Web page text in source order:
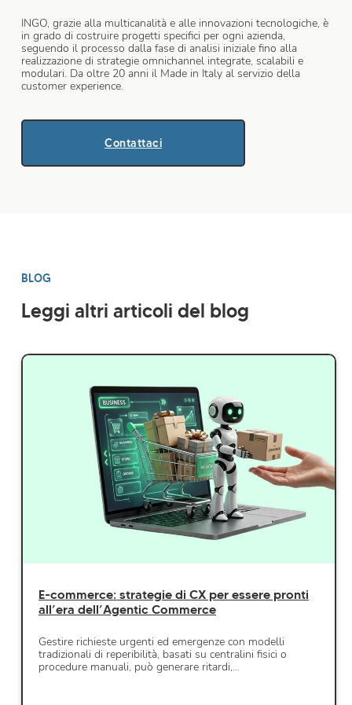
INGO, grazie alla multicanalità e alle innovazioni tecnologiche, è
in grado di costruire progetti specifici per ogni azienda,
seguendo il processo dalla fase di analisi iniziale fino alla
realizzazione di strategie omnichannel integrate, scalabili e
modulari. Da oltre 20 anni il Made in Italy al servizio della
customer experience.
Contattaci
BLOG
Leggi altri articoli del blog
E-commerce: strategie di CX per essere pronti
all’era dell’Agentic Commerce
Gestire richieste urgenti ed emergenze con modelli
tradizionali di reperibilità, basati su centralini fisici o
procedure manuali, può generare ritardi,…